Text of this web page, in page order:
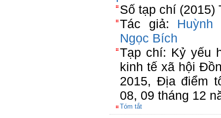
Số tạp chí (2015)
Tác giả:
Ngọc Bích
Tạp chí: Kỷ yếu
kinh tế xã hội
2015, Địa điểm
08, 09 tháng 12
Tóm tắt